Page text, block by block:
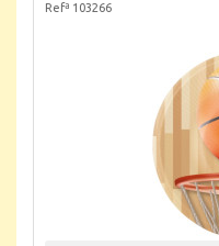
Refª 103266